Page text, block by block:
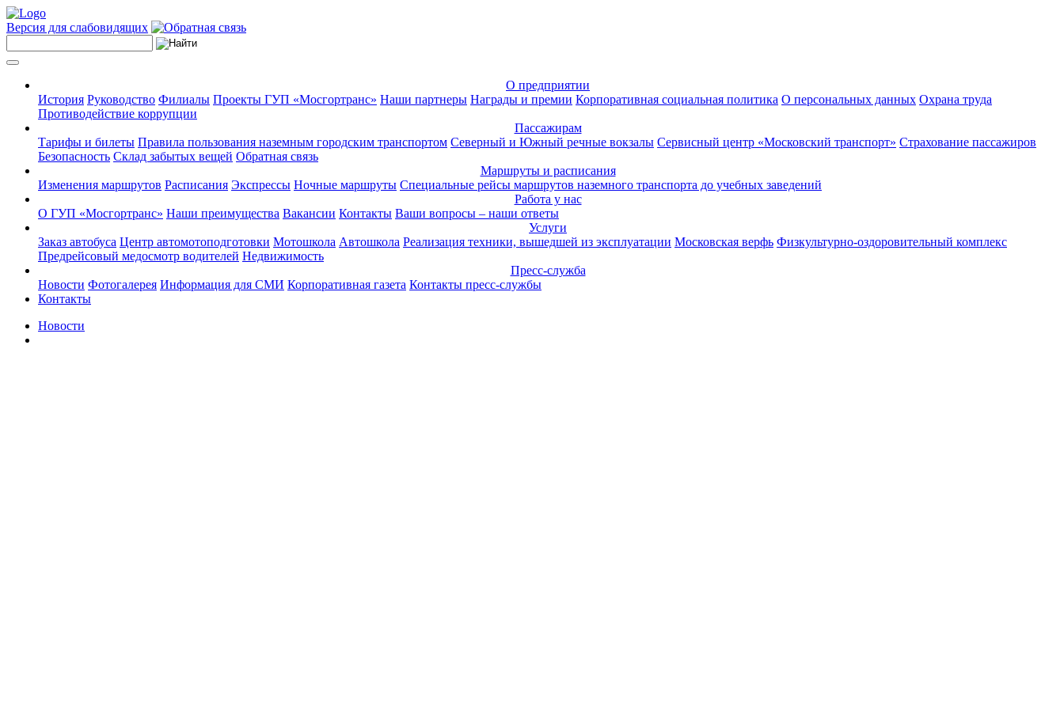
Версия для слабовидящих
О предприятии
История Руководство Филиалы Проекты ГУП «Мосгортранс» Наши партнеры Награды и премии Корпоративная социальная политика О персональных данных Охрана труда
Противодействие коррупции
Пассажирам
Тарифы и билеты Правила пользования наземным городским транспортом Северный и Южный речные вокзалы Сервисный центр «Московский транспорт» Страхование пассажиров
Безопасность Склад забытых вещей Обратная связь
Маршруты и расписания
Изменения маршрутов Расписания Экспрессы Ночные маршруты Специальные рейсы маршрутов наземного транспорта до учебных заведений
Работа у нас
О ГУП «Мосгортранс» Наши преимущества Вакансии Контакты Ваши вопросы – наши ответы
Услуги
Заказ автобуса Центр автомотоподготовки Мотошкола Автошкола Реализация техники, вышедшей из эксплуатации Московская верфь Физкультурно-оздоровительный комплекс
Предрейсовый медосмотр водителей Недвижимость
Пресс-служба
Новости Фотогалерея Информация для СМИ Корпоративная газета Контакты пресс-службы
Контакты
Новости